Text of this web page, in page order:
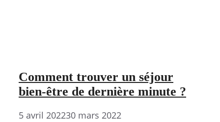
Comment trouver un séjour
bien-être de dernière minute ?
5 avril 202230 mars 2022